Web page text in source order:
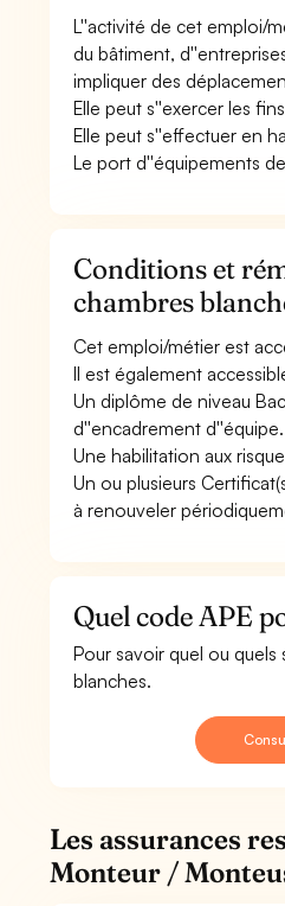
L''activité de cet emploi/
du bâtiment,
impliquer des
Elle peut s''exercer les
Elle peut s''effectuer en
Le port d''équipements
Conditions et
chambres
Cet emploi/métier est
Il est également
Un diplôme de niveau
d''encadrement d''équipe.
Une habilitation aux
Un ou plusieurs
à renouveler
Quel code APE
Pour savoir quel ou
blanches.
Les assurances
Monteur /